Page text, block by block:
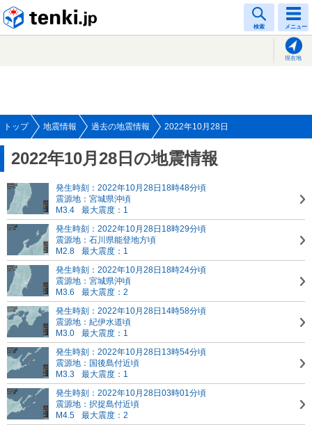
検索 メニュー
現在地
トップ 地震情報 過去の地震情報 2022年10月28日
2022年10月28日の地震情報
発生時刻：2022年10月28日18時48分頃
震源地：宮城県沖頃
M3.4
最大震度：1
発生時刻：2022年10月28日18時29分頃
震源地：石川県能登地方頃
M2.8
最大震度：1
発生時刻：2022年10月28日18時24分頃
震源地：宮城県沖頃
M3.6
最大震度：2
発生時刻：2022年10月28日14時58分頃
震源地：紀伊水道頃
M3.0
最大震度：1
発生時刻：2022年10月28日13時54分頃
震源地：国後島付近頃
M3.3
最大震度：1
発生時刻：2022年10月28日03時01分頃
震源地：択捉島付近頃
M4.5
最大震度：2